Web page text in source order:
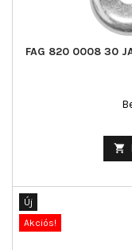
FAG 820 0008 30

Új
Akciós!